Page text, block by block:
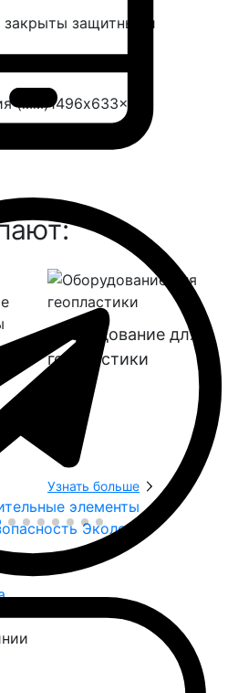
защитными
(мм)1496x633x818
Оборудование для
геопластики
Узнать больше
элементы
Экология